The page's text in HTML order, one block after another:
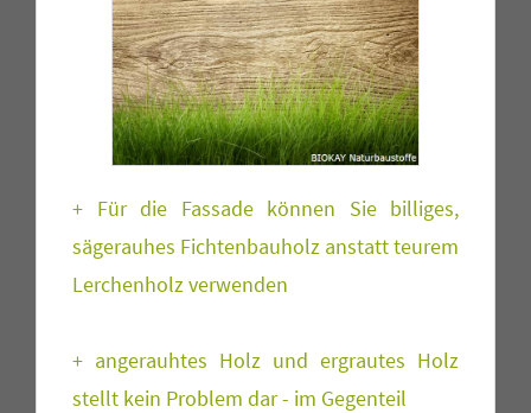
+ Für die Fassade können Sie billiges,
sägerauhes Fichtenbauholz anstatt teurem
Lerchenholz verwenden
+ angerauhtes Holz und ergrautes Holz
stellt kein Problem dar - im Gegenteil